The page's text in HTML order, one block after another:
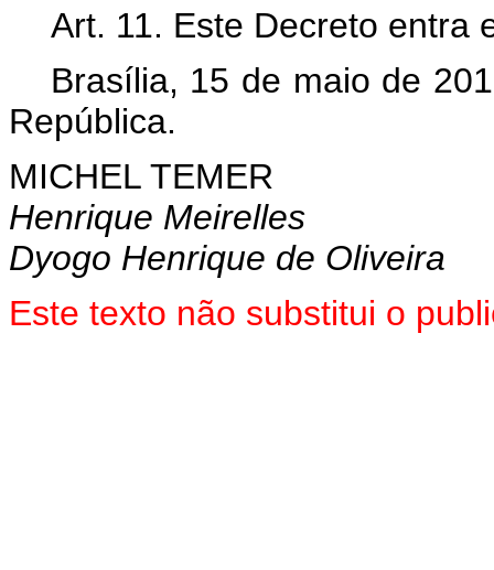
Art. 11. Este Decreto entra
Brasília, 15 de maio de
República.
MICHEL TEMER
Henrique Meirelles
Dyogo Henrique de Oliveira
Este texto não substitui o